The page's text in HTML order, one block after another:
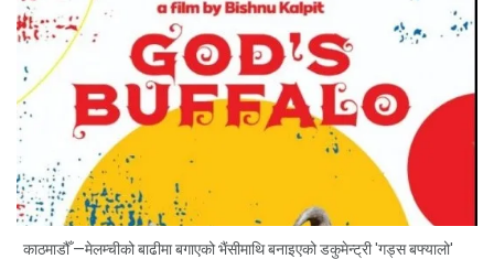
काठमाडौँ —मेलम्चीको बाढीमा बगाएको भैंसीमाथि बनाइएको डकुमेन्ट्री 'गड्स बफ्यालो'